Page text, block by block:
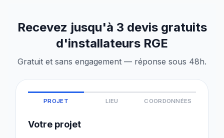
Recevez jusqu'à 3 devis gratuits
d'installateurs RGE
Gratuit et sans engagement — réponse sous 48h.
PROJET LIEU COORDONNÉES
Votre projet